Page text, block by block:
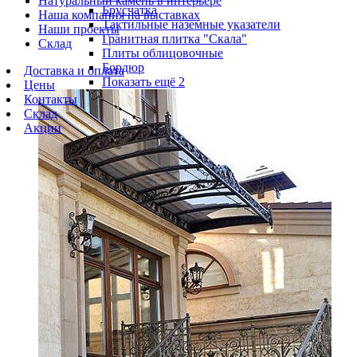
Брусчатка
Тактильные наземные указатели
Гранитная плитка "Скала"
Плиты облицовочные
Бордюр
Показать ещё 2
Наша компания на выставках
Наши проекты
Склад
Доставка и оплата
Цены
Контакты
Склад
Акции